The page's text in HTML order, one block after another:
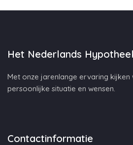
Het Nederlands
Met onze jarenlange ervaring kijken
persoonlijke situatie en wensen.
Contactinformatie